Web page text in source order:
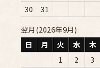
30
31
翌月(2026年9月)
日
月 火 水 木
1
2 3